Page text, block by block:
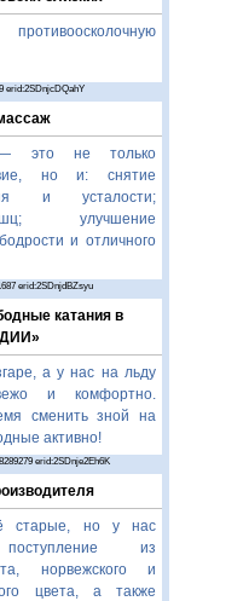
erid:2SDnjcDQahY
это не только
но и: снятие
и усталости;
улучшение
и отличного
erid:2SDnjdBZsyu
катания в
а у нас на льду
и комфортно.
сменить зной на
активно!
erid:2SDnje2Eh6K
старые, но у нас
из
норвежского и
цвета, а также